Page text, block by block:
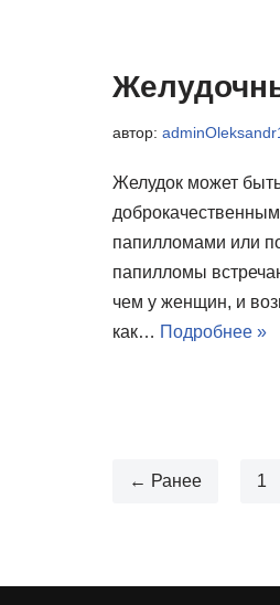
автор:
Желудок может
папилломами или
папилломы
чем у женщин, и
как… Подробнее »
← Ранее 1